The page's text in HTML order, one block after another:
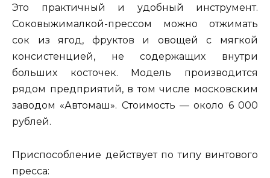
Это практичный и удобный инструмент.
Соковыжималкой-прессом можно отжимать
сок из ягод, фруктов и овощей с мягкой
консистенцией, не содержащих внутри
больших косточек. Модель производится
рядом предприятий, в том числе московским
заводом «Автомаш». Стоимость — около 6 000
рублей.
Приспособление действует по типу винтового
пресса: